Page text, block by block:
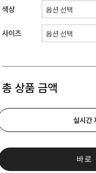
색상
사이즈
총 상품 금액
실시간
바로